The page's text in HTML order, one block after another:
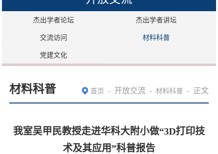
杰出学者论坛 杰出学者讲坛
交流访问 材料科普
党建文化
材料科普 首页 - 开放交流 - 材料科普 - 正文
我室吴甲民教授走进华科大附小做“3D打印技
术及其应用”科普报告